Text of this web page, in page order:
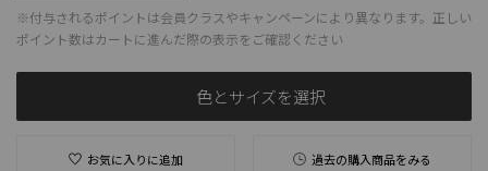
※付与されるポイントは会員クラスやキャンペーンにより異なります。正しい
ポイント数はカートに進んだ際の表示をご確認ください
色とサイズを選択
お気に入りに追加 過去の購入商品をみる